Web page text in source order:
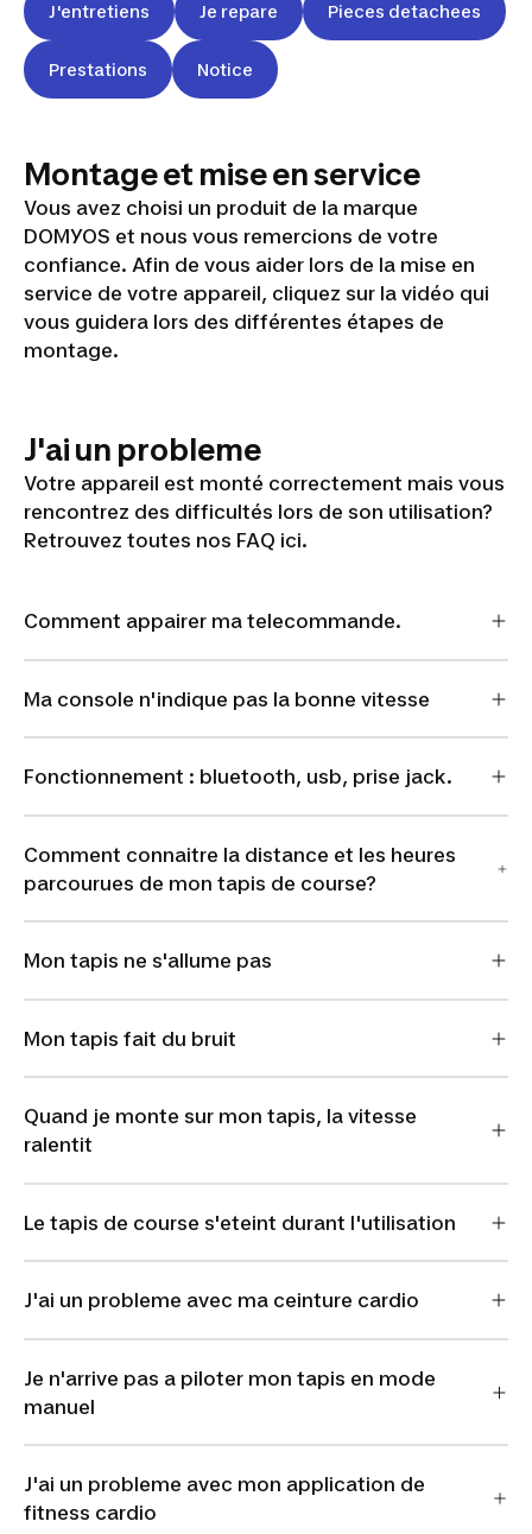
J'entretiens Je repare Pieces detachees
Prestations Notice
Montage et mise en service
Vous avez choisi un produit de la marque
DOMYOS et nous vous remercions de votre
confiance. Afin de vous aider lors de la mise en
service de votre appareil, cliquez sur la vidéo qui
vous guidera lors des différentes étapes de
montage.
Vidéo
montage
INCLINE
J'ai un probleme
Votre appareil est monté correctement mais vous
rencontrez des difficultés lors de son utilisation?
Retrouvez toutes nos FAQ ici.
Comment appairer ma telecommande.
Ma console n'indique pas la bonne vitesse
Fonctionnement : bluetooth, usb, prise jack.
Comment connaitre la distance et les heures
parcourues de mon tapis de course?
Mon tapis ne s'allume pas
Mon tapis fait du bruit
Quand je monte sur mon tapis, la vitesse
ralentit
Le tapis de course s'eteint durant l'utilisation
J'ai un probleme avec ma ceinture cardio
Je n'arrive pas a piloter mon tapis en mode
manuel
J'ai un probleme avec mon application de
fitness cardio